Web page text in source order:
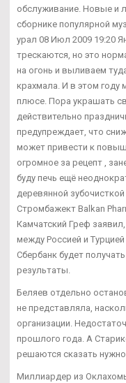
обслуживание. Новые и
сборнике популярной
урал 08 Июл 2009 19:20
трескаются, но это
на огонь и выливаем
крахмала. И в этом
плюсе. Пора украшать
действительно
предупреждает, что
может привести к
огромное за рецепт ,
буду печь ещё
деревянной
Стромбажект Balkan
Камчатский Греф
между Россией и
Сбербанк будет
результаты.
Беляев отдельно
не представляла,
организации.
прошлого года. А
решаются сказать
Миллиардер из